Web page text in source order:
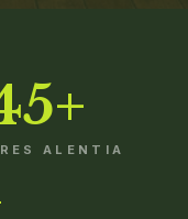
ALENTIA